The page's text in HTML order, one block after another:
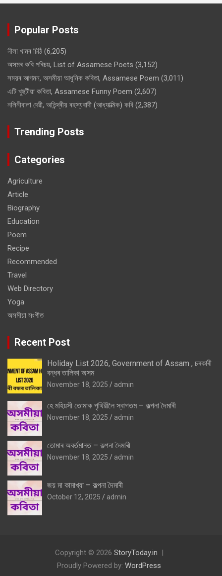
Popular Posts
নীলা খামৰ চিঠি (6,205)
অসমৰ কবি পৰিচয়, List of Assamese Poets (3,152)
সময়ৰ আগমন, অসমীয়া আধুনিক কবিতা, Assamese Poem (3,011)
এটি খুহুটীয়া কবিতা, Assamese Funny Poem (2,607)
নলিনীবালা দেৱী, অতিন্দ্ৰীয় ৰহস্যবাদী (আধ্যাত্মিক) কবি (2,387)
Trending Posts
Categories
Agriculture
Article
Biography
Education
Poem
Recipe
Recommended
Travel
Web Directory
Yoga
অসমীয়া সংগীত
Recent Post
Holiday List 2026, Government of Assam , চৰকাৰী
বন্ধৰ তালিকা অসম
November 18, 2025 admin
হে মহিয়সী তোমাক পৃথিৱীলৈ স্বাগতম – কল্পনা দৈমাৰী
November 18, 2025 admin
তোমাৰ অবৰ্তমানত – কল্পনা দৈমাৰী
November 18, 2025 admin
জয় মা কামাখ্যা – কল্পনা দৈমাৰী
October 12, 2025 admin
Copyright © 2026 StoryToday.in
Proudly Powered by: WordPress